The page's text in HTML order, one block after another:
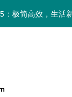
：极简高效，生活
购指南：简约生活
Ultra：极简高效新
：极简旗舰，性能